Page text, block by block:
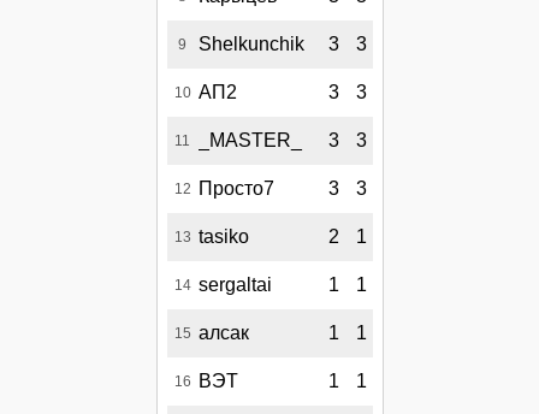
9 Shelkunchik 3 3
10 АП2 3 3
11 _MASTER_ 3 3
12 Просто7 3 3
13 tasiko 2 1
14 sergaltai 1 1
15 алсак 1 1
16 ВЭТ 1 1